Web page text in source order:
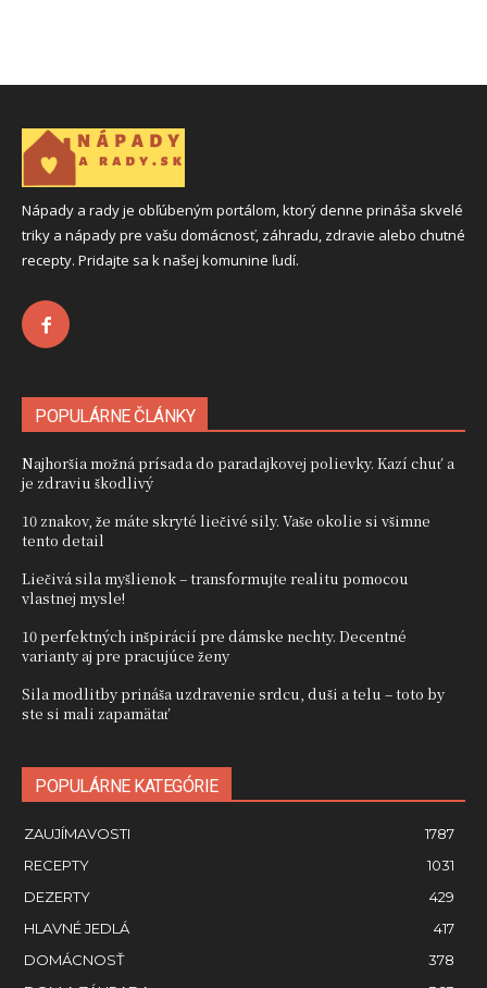
Nápady a rady je obľúbeným portálom, ktorý denne prináša skvelé
triky a nápady pre vašu domácnosť, záhradu, zdravie alebo chutné
recepty. Pridajte sa k našej komunine ľudí.
POPULÁRNE ČLÁNKY
Najhoršia možná prísada do paradajkovej polievky. Kazí chuť a
je zdraviu škodlivý
10 znakov, že máte skryté liečivé sily. Vaše okolie si všimne
tento detail
Liečivá sila myšlienok – transformujte realitu pomocou
vlastnej mysle!
10 perfektných inšpirácií pre dámske nechty. Decentné
varianty aj pre pracujúce ženy
Sila modlitby prináša uzdravenie srdcu, duši a telu – toto by
ste si mali zapamätať
POPULÁRNE KATEGÓRIE
ZAUJÍMAVOSTI
1787
RECEPTY
1031
DEZERTY
429
HLAVNÉ JEDLÁ
417
DOMÁCNOSŤ
378